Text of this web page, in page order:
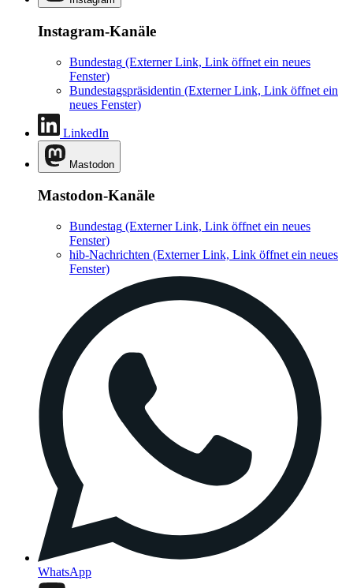
Instagram-Kanäle
Bundestag (Externer Link, Link öffnet ein neues
Fenster)
Bundestagspräsidentin (Externer Link, Link öffnet ein
neues Fenster)
LinkedIn
Mastodon
Mastodon-Kanäle
Bundestag (Externer Link, Link öffnet ein neues
Fenster)
hib-Nachrichten (Externer Link, Link öffnet ein neues
Fenster)
WhatsApp